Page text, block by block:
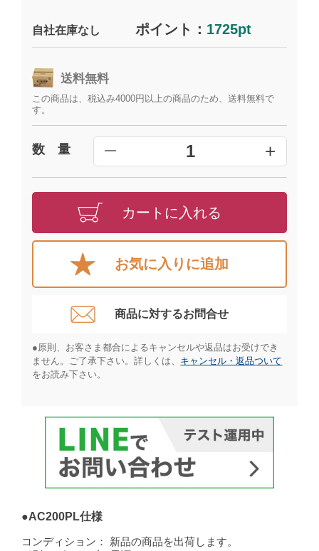
自社在庫なし ポイント： 1725pt
送料無料
この商品は、税込み4000円以上の商品のため、送料無料で
す。
数 量 ━ 1 +
カートに入れる
お気に入りに追加
商品に対するお問合せ​
●原則、お客さま都合によるキャンセルや返品はお受けでき
ません。ご了承下さい。詳しくは、 キャンセル・返品ついて
をお読み下さい。​
●AC200PL仕様
コンディション：
新品の商品を出荷します。